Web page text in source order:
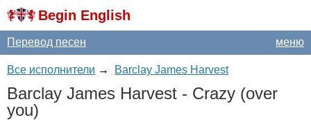
Begin English
меню
Перевод песен
Все исполнители → Barclay James Harvest
Barclay James Harvest - Crazy (over
you)